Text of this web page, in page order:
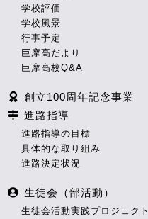
学校評価
学校風景
行事予定
巨摩高だより
巨摩高校Q&A
創立100周年記念事業
進路指導
進路指導の目標
具体的な取り組み
進路決定状況
生徒会（部活動）
生徒会活動実践プロジェクト